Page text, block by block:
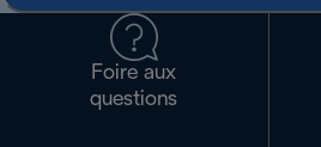
Foire aux
questions